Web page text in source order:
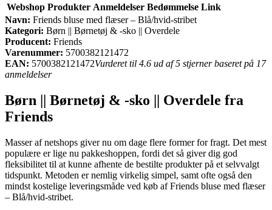
Webshop Produkter Anmeldelser Bedømmelse Link
Navn: Friends bluse med flæser – Blå/hvid-stribet
Kategori: Børn || Børnetøj & -sko || Overdele
Producent: Friends
Varenummer: 5700382121472
EAN: 5700382121472Vurderet til 4.6 ud af 5 stjerner baseret på 17
anmeldelser
Børn || Børnetøj & -sko || Overdele fra
Friends
Masser af netshops giver nu om dage flere former for fragt. Det mest
populære er lige nu pakkeshoppen, fordi det så giver dig god
fleksibilitet til at kunne afhente de bestilte produkter på et selvvalgt
tidspunkt. Metoden er nemlig virkelig simpel, samt ofte også den
mindst kostelige leveringsmåde ved køb af Friends bluse med flæser
– Blå/hvid-stribet.